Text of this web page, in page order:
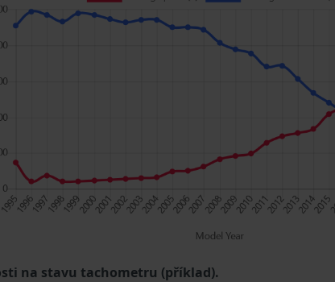
na stavu tachometru (příklad).